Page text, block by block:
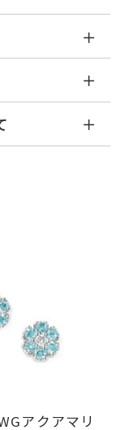
厚さ：
日程にて発送
」の商品
火曜日までに
の商品
確認いたしま
週間～1ヶ月以
をご確認いた
に限り、キャ
は、お問い合
・交換・返金
アクアマリ